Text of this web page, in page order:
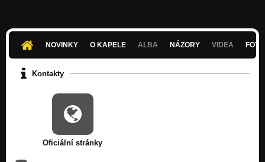
Prázdniny u strýčka (2005)
Nezařazeno
Nezařazeno
Nezařazeno
NOVINKY O KAPELE ALBA NÁZORY VIDEA
Kontakty
Oficiální stránky